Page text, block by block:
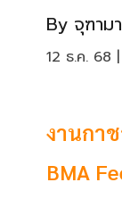
By จุฑาม
12 ธ.ค. 68
งานกา
BMA